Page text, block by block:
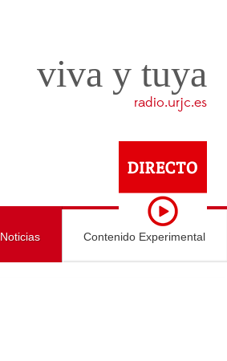
viva y tuya
radio.urjc.es
Noticias Contenido Experimental